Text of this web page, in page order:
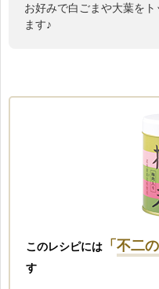
お好みで白ごまや大葉を
ます♪
このレシピには 「 不二
す